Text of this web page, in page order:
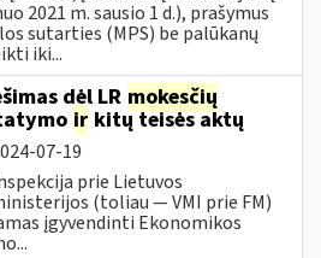
2021 m. sausio 1 d.), prašymus
sutarties (MPS) be palūkanų
iki...
dėl LR mokesčių
ir kitų teisės aktų
07-19
prie Lietuvos
(toliau — VMI prie FM)
įgyvendinti Ekonomikos